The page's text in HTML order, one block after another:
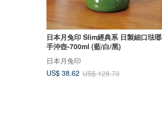
日本月兔印 Slim經典系 日製細口琺瑯
手沖壺-700ml (藍/白/黑)
日本月兔印
US$ 38.62 US$ 128.73